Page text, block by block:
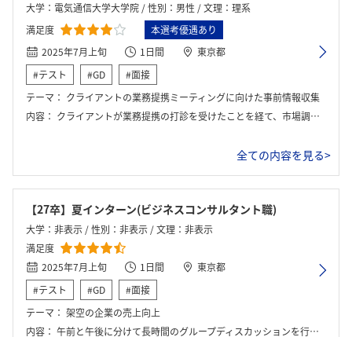
大学：電気通信大学大学院 / 性別：男性 / 文理：理系
満足度
本選考優遇あり
2025年7月上旬
1日間
東京都
#テスト
#GD
#面接
テーマ： クライアントの業務提携ミーティングに向けた事前情報収集
内容： クライアントが業務提携の打診を受けたことを経て、市場調査や既存ビジネスへの影響を予測して事前情報として提供する
全ての内容を見る>
【27卒】夏インターン(ビジネスコンサルタント職)
大学：非表示 / 性別：非表示 / 文理：非表示
満足度
2025年7月上旬
1日間
東京都
#テスト
#GD
#面接
テーマ： 架空の企業の売上向上
内容： 午前と午後に分けて長時間のグループディスカッションを行い、最後に発表を行った。議論の流れは、前提確認、リサーチ、論点整理、発表資料の作成という手順で進めた。昼には一度中間報告を行い、フィードバックを受けた上で、午後はその内容を中心に修正を加えながらワークを進めた。試験官は常に議論の様子を監視していたが、質問や助言を求めることは禁止されていた。発表後には学生同士で質疑応答も行われた。